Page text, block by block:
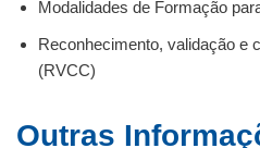
Modalidades de Formação
Reconhecimento, validação e
(RVCC)
Outras